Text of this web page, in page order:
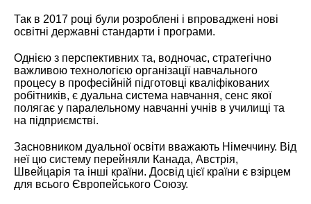
Так в 2017 році були розроблені і впроваджені нові
освітні державні стандарти і програми.
Однією з перспективних та, водночас, стратегічно
важливою технологією організації навчального
процесу в професійній підготовці кваліфікованих
робітників, є дуальна система навчання, сенс якої
полягає у паралельному навчанні учнів в училищі та
на підприємстві.
Засновником дуальної освіти вважають Німеччину. Від
неї цю систему перейняли Канада, Австрія,
Швейцарія та інші країни. Досвід цієї країни є взірцем
для всього Європейського Союзу.